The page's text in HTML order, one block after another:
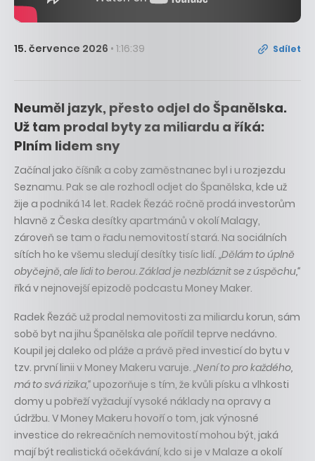
15. července 2026 • 1:16:39 Sdílet
Neuměl jazyk, přesto odjel do Španělska.
Už tam prodal byty za miliardu a říká:
Plním lidem sny
Začínal jako číšník a coby zaměstnanec byl i u rozjezdu
Seznamu. Pak se ale rozhodl odjet do Španělska, kde už
žije a podniká 14 let. Radek Řezáč ročně prodá investorům
hlavně z Česka desítky apartmánů v okolí Malagy,
zároveň se tam o řadu nemovitostí stará. Na sociálních
sítích ho ke všemu sledují desítky tisíc lidí. „Dělám to úplně
obyčejně, ale lidi to berou. Základ je nezbláznit se z úspěchu,“
říká v nejnovejší epizodě podcastu Money Maker.
Radek Řezáč už prodal nemovitosti za miliardu korun, sám
sobě byt na jihu Španělska ale pořídil teprve nedávno.
Koupil jej daleko od pláže a právě před investicí do bytu v
tzv. první linii v Money Makeru varuje. „Není to pro každého,
má to svá rizika,“ upozorňuje s tím, že kvůli písku a vlhkosti
domy u pobřeží vyžadují vysoké náklady na opravy a
údržbu. V Money Makeru hovoří o tom, jak výnosné
investice do rekreačních nemovitostí mohou být, jaká
mají být realistická očekávání, kdo si je v Malaze a okolí